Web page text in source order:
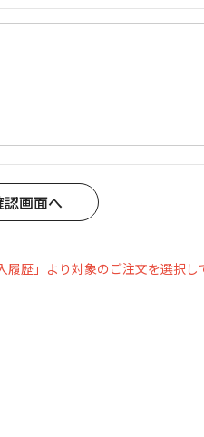
歴」より対象のご注文を選択し